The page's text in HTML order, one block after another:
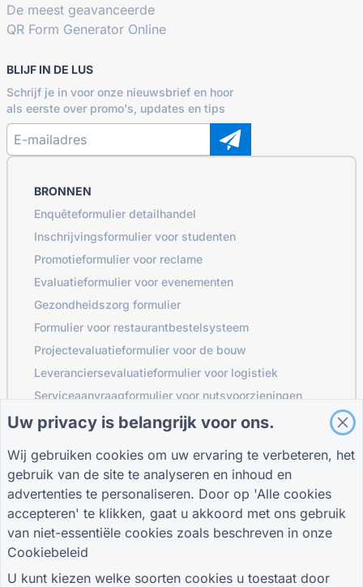
De meest geavanceerde
QR Form Generator Online
BLIJF IN DE LUS
Schrijf je in voor onze nieuwsbrief en hoor
als eerste over promo's, updates en tips
BRONNEN
Enquêteformulier detailhandel
Inschrijvingsformulier voor studenten
Promotieformulier voor reclame
Evaluatieformulier voor evenementen
Gezondheidszorg formulier
Formulier voor restaurantbestelsysteem
Projectevaluatieformulier voor de bouw
Leveranciersevaluatieformulier voor logistiek
Serviceaanvraagformulier voor nutsvoorzieningen
Klantbetrokkenheidsformulier
SLUIT JE AAN BIJ DE GEMEENSCHAP
GIDSEN
Helpcentrum
Bloggen
TIGER FORM Gids
BEDRIJF
Over ons
Neem contact met
ons op
VOORWAARDEN
Voorwaarden
Privacybeleid
Cookie-instellingen
Uw privacy is belangrijk voor ons.
Wij gebruiken cookies om uw ervaring te verbeteren, het
gebruik van de site te analyseren en inhoud en
advertenties te personaliseren. Door op 'Alle cookies
accepteren' te klikken, gaat u akkoord met ons gebruik
van niet-essentiële cookies zoals beschreven in onze
Cookiebeleid
U kunt kiezen welke soorten cookies u toestaat door